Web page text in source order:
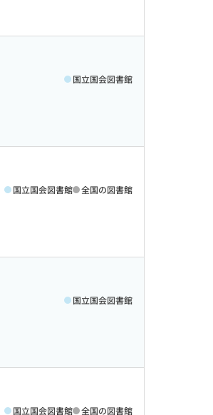
国立国会図書館
国立国会図書館 全国の図書館
国立国会図書館
国立国会図書館 全国の図書館